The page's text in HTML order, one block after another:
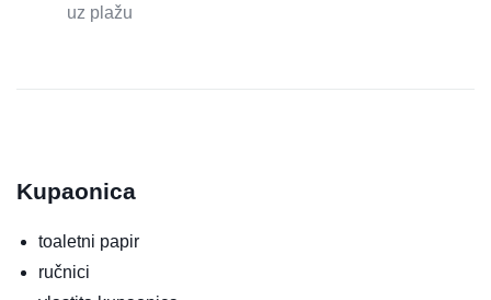
uz plažu
Kupaonica
toaletni papir
ručnici